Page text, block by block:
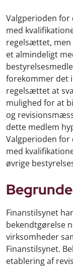
Valgperioden
med
regelsættet,
et almindeligt
forekommer det
regelsættet at
mulighed for at
og
dette medlem
Valgperioden
med
øvrige
Finanstilsynet
bekendtgørelse
virksomheder
Finanstilsynet.
etablering af